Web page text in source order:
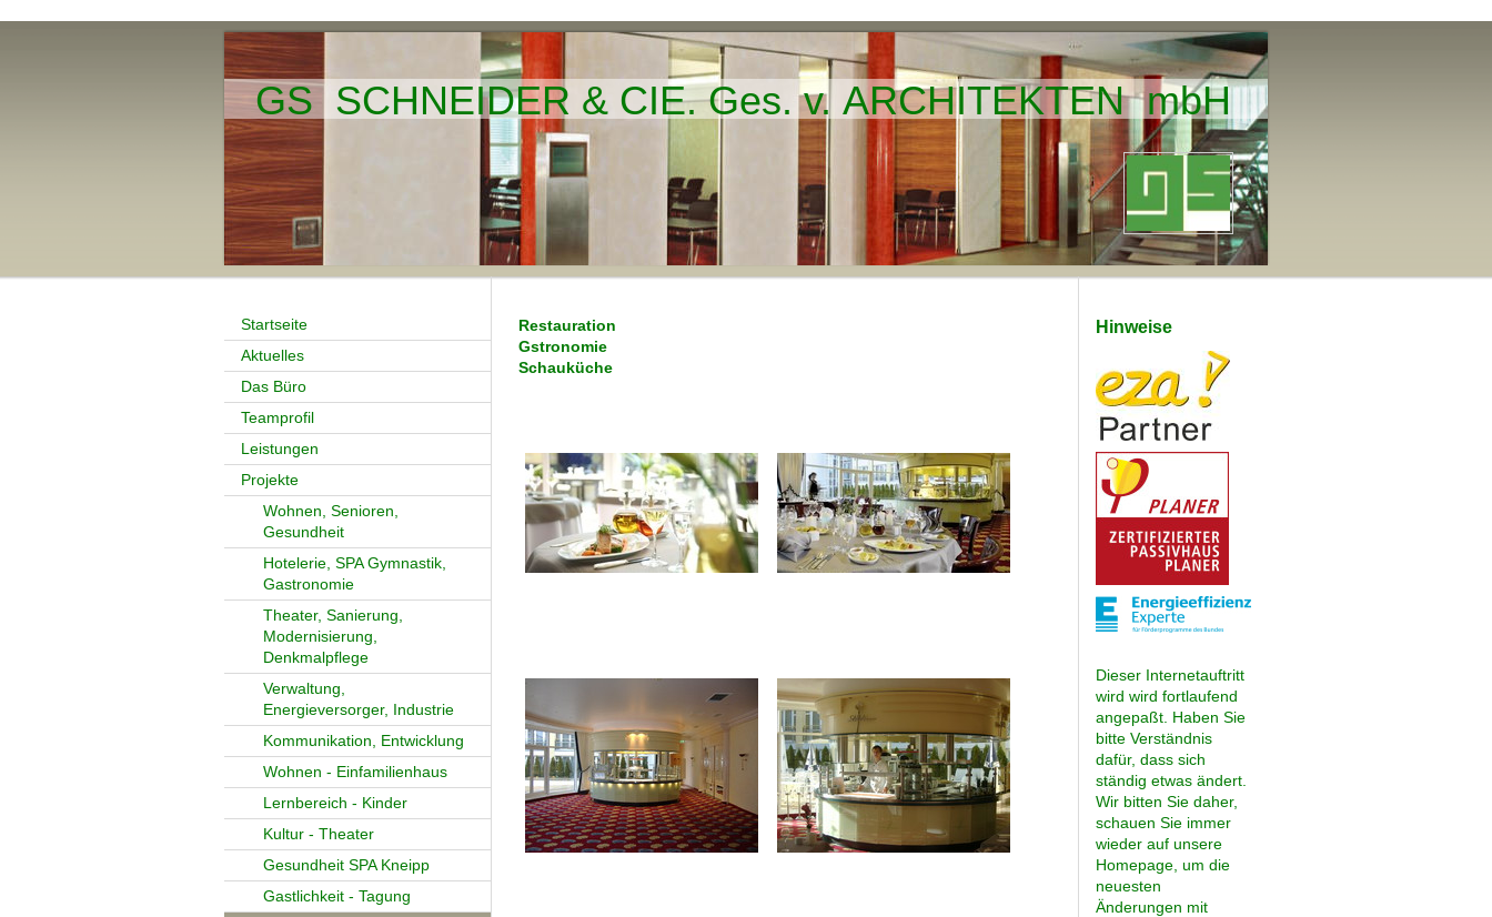
GS SCHNEIDER & CIE. Ges. v. ARCHITEKTEN mbH
Startseite
Aktuelles
Das Büro
Teamprofil
Leistungen
Projekte
Wohnen, Senioren,
Gesundheit
Hotelerie, SPA Gymnastik,
Gastronomie
Theater, Sanierung,
Modernisierung,
Denkmalpflege
Verwaltung,
Energieversorger, Industrie
Kommunikation, Entwicklung
Wohnen - Einfamilienhaus
Lernbereich - Kinder
Kultur - Theater
Gesundheit SPA Kneipp
Gastlichkeit - Tagung
Restauration
Gstronomie
Schauküche
Hinweise
Dieser Internetauftritt
wird wird fortlaufend
angepaßt. Haben Sie
bitte Verständnis
dafür, dass sich
ständig etwas ändert.
Wir bitten Sie daher,
schauen Sie immer
wieder auf unsere
Homepage, um die
neuesten
Änderungen mit